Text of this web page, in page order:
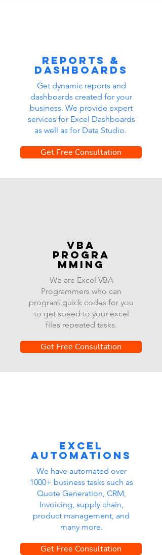
Reports &
dashboards
Get dynamic reports and
dashboards created for your
business. We provide expert
services for Excel Dashboards
as well as for Data Studio.
Get Free Consultation
VBA
progra
mming
We are Excel VBA
Programmers who can
program quick codes for you
to get speed to your excel
files repeated tasks.
Get Free Consultation
Excel
automations
We have automated over
1000+ business tasks such as
Quote Generation, CRM,
Invoicing, supply chain,
product management, and
many more.
Get Free Consultation